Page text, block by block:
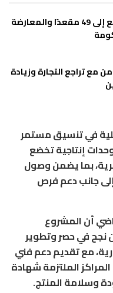
معسكر نتنياهو يتراجع إلى 49 مقعدًا والمعارضة
مع تراجع التجارة وزيادة
في تنسيق مستمر
إنتاجية تخضع
بما يضمن وصول
جانب دعم فرص
أن المشروع
نجح في حصر وتطوير
مع تقديم دعم فني
الملتزمة شهادة